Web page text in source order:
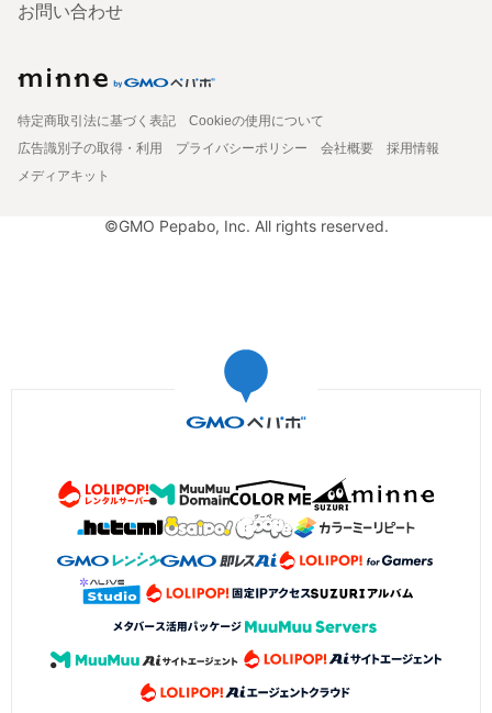
お問い合わせ
特定商取引法に基づく表記
Cookieの使用について
広告識別子の取得・利用
プライバシーポリシー 会社概要
採用情報
メディアキット
©GMO Pepabo, Inc. All rights reserved.